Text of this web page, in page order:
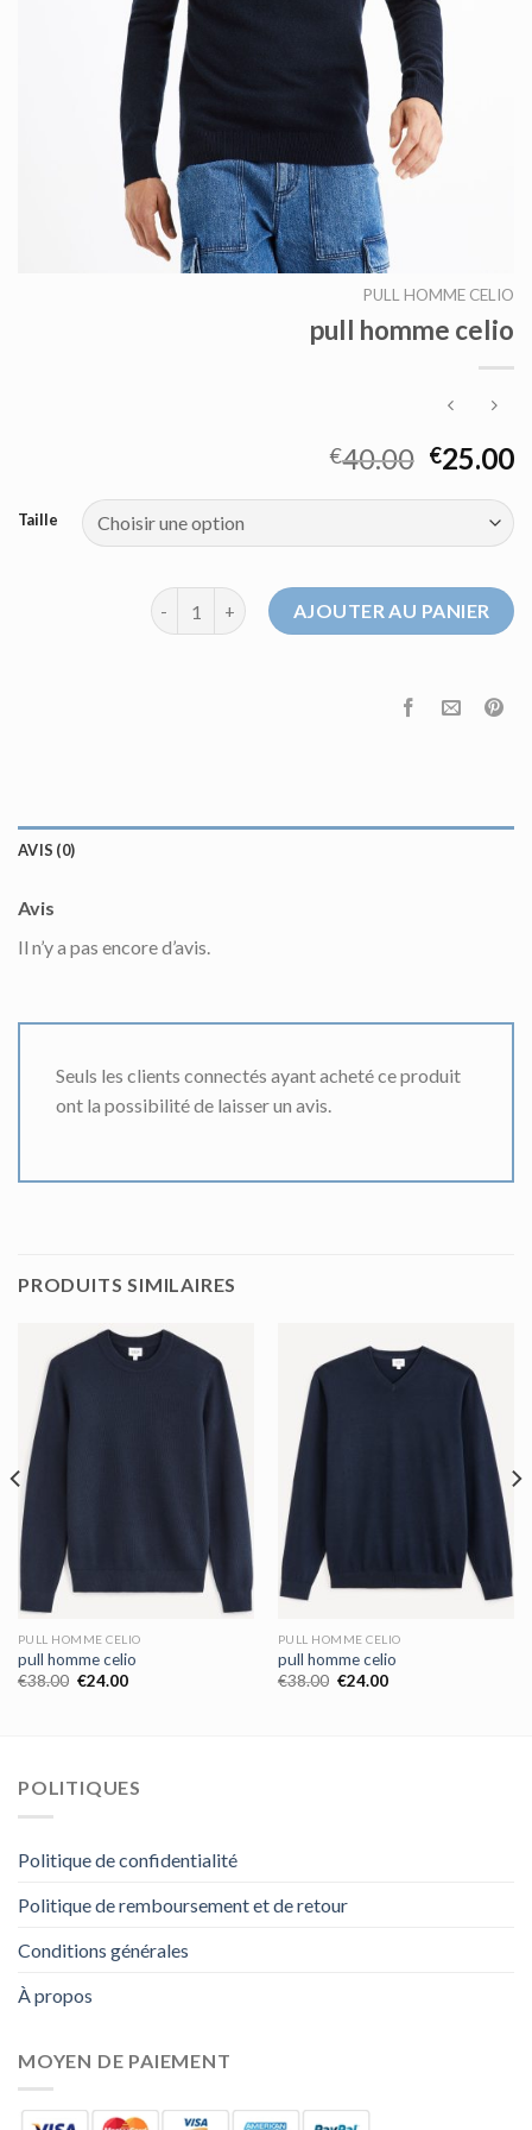
PULL HOMME CELIO
pull homme celio
€40.00 €25.00
Taille
quantité de pull homme celioAJOUTER AU PANIER
AVIS (0)
Avis
Il n’y a pas encore d’avis.
Seuls les clients connectés ayant acheté ce produit
ont la possibilité de laisser un avis.
PRODUITS SIMILAIRES
PULL HOMME CELIO
pull homme celio
€38.00 €24.00
PULL HOMME CELIO
pull homme celio
€38.00 €24.00
POLITIQUES
Politique de confidentialité
Politique de remboursement et de retour
Conditions générales
À propos
MOYEN DE PAIEMENT